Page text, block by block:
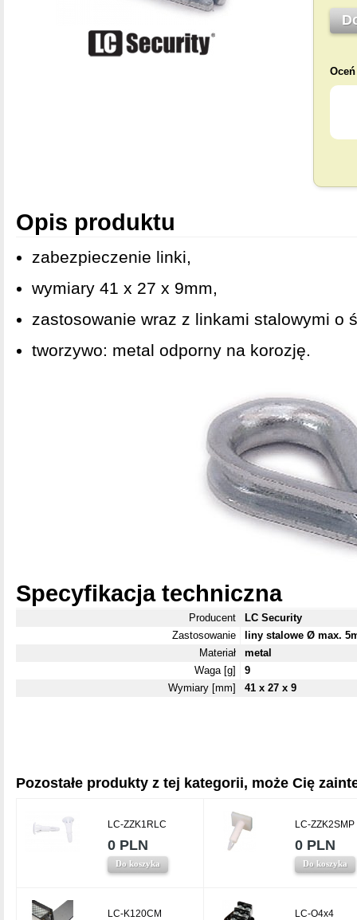
Opis produktu
zabezpieczenie linki,
wymiary 41 x 27 x 9mm,
zastosowanie wraz z linkami stalowymi o
tworzywo: metal odporny na korozję.
Specyfikacja techniczna
Producent
LC Security
Zastosowanie
liny stalowe Ø max.
Materiał
metal
Waga [g]
9
Wymiary [mm]
41 x 27 x 9
Pozostałe produkty z tej kategorii, może Cię
LC-ZZK1RLC
0 PLN
Do koszyka
LC-ZZK2SMP
0 PLN
Do koszyka
LC-K120CM LC-O4x4